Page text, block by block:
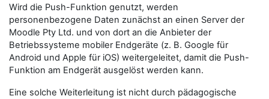
Wird die Push-Funktion genutzt, werden
personenbezogene Daten zunächst an einen Server der
Moodle Pty Ltd. und von dort an die Anbieter der
Betriebssysteme mobiler Endgeräte (z. B. Google für
Android und Apple für iOS) weitergeleitet, damit die Push-
Funktion am Endgerät ausgelöst werden kann.
Eine solche Weiterleitung ist nicht durch pädagogische